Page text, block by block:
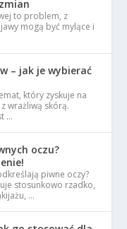
to problem, z
mogą być mylące i
– jak je wybierać
który zyskuje na
wrażliwą skórą.
…
oczu?
piwne oczy?
stosunkowo rzadko,
…